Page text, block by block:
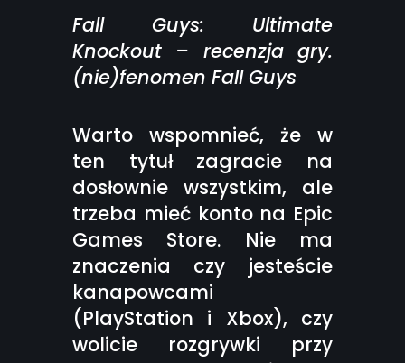
Fall Guys: Ultimate
Knockout – recenzja gry.
(nie)fenomen Fall Guys
Warto wspomnieć, że w
ten tytuł zagracie na
dosłownie wszystkim, ale
trzeba mieć konto na Epic
Games Store. Nie ma
znaczenia czy jesteście
kanapowcami
(PlayStation i Xbox), czy
wolicie rozgrywki przy